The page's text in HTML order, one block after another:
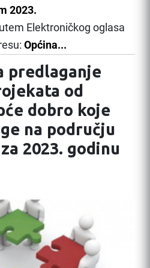
2023.
Elektroničkog oglasa
Općina...
predlaganje
od
dobro koje
na području
2023. godinu